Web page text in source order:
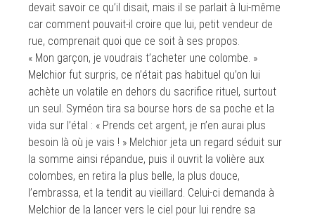
devait savoir ce qu’il disait, mais il se parlait à lui-même
car comment pouvait-il croire que lui, petit vendeur de
rue, comprenait quoi que ce soit à ses propos.
« Mon garçon, je voudrais t’acheter une colombe. »
Melchior fut surpris, ce n’était pas habituel qu’on lui
achète un volatile en dehors du sacrifice rituel, surtout
un seul. Syméon tira sa bourse hors de sa poche et la
vida sur l’étal : « Prends cet argent, je n’en aurai plus
besoin là où je vais ! » Melchior jeta un regard séduit sur
la somme ainsi répandue, puis il ouvrit la volière aux
colombes, en retira la plus belle, la plus douce,
l’embrassa, et la tendit au vieillard. Celui-ci demanda à
Melchior de la lancer vers le ciel pour lui rendre sa